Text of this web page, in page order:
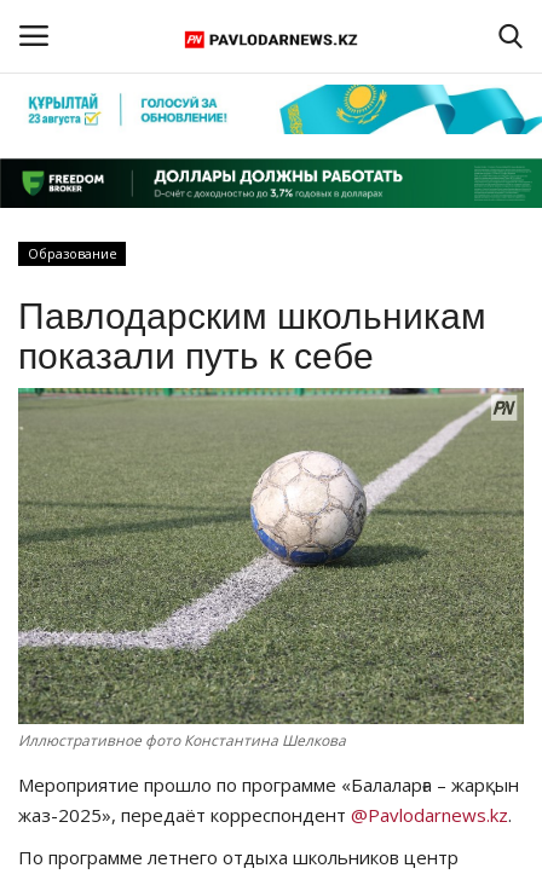
Регистрация
Главная
ПАВЛОДАРСКАЯ ОБЛАСТЬ
КАЗАХСТАН
МИР
СПЕЦПРОЕКТЫ
СПОРТ
Чек-лист
РАЗВЛЕЧЕНИЯ
Образование
Павлодарским школьникам
показали путь к себе
Иллюстративное фото Константина Шелкова
Мероприятие прошло по программе «Балаларға – жарқын
жаз-2025», передаёт корреспондент @Pavlodarnews.kz.
По программе летнего отдыха школьников центр